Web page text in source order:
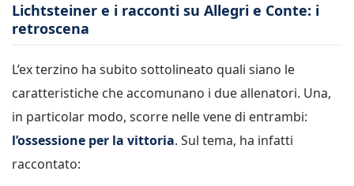
Lichtsteiner e i racconti su Allegri e Conte: i
retroscena
L’ex terzino ha subito sottolineato quali siano le
caratteristiche che accomunano i due allenatori. Una,
in particolar modo, scorre nelle vene di entrambi:
l’ossessione per la vittoria. Sul tema, ha infatti
raccontato: